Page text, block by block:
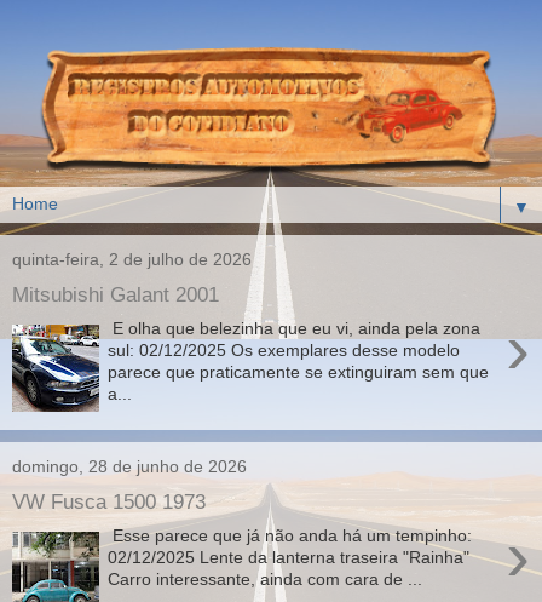
▼
quinta-feira, 2 de julho de 2026
Mitsubishi Galant 2001
›
E olha que belezinha que eu vi, ainda pela zona
sul: 02/12/2025 Os exemplares desse modelo
parece que praticamente se extinguiram sem que
a...
domingo, 28 de junho de 2026
VW Fusca 1500 1973
›
Esse parece que já não anda há um tempinho:
02/12/2025 Lente da lanterna traseira "Rainha"
Carro interessante, ainda com cara de ...